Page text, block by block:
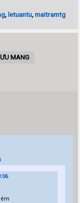
, letuantu,maitramtg
MANG